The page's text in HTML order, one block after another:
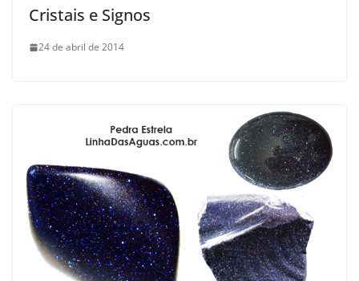
Cristais e Signos
24 de abril de 2014